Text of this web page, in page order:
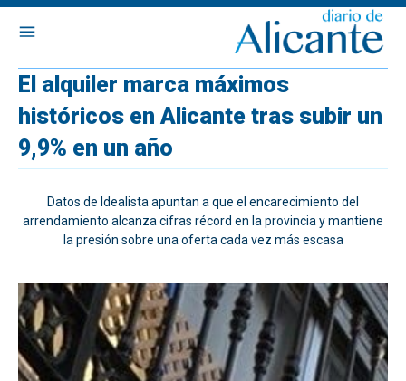
El alquiler marca máximos
históricos en Alicante tras subir un
9,9% en un año
Datos de Idealista apuntan a que el encarecimiento del
arrendamiento alcanza cifras récord en la provincia y mantiene
la presión sobre una oferta cada vez más escasa